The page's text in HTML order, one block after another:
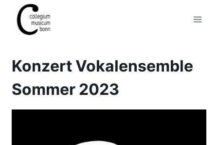
Konzert Vokalensemble
Sommer 2023